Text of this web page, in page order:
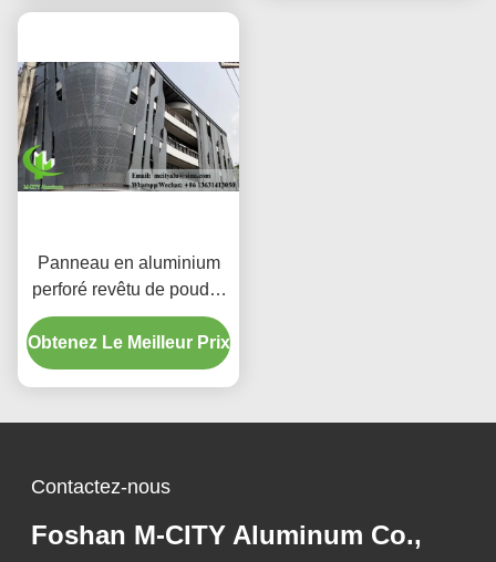
Panneau en aluminium
perforé revêtu de poudre
avec couleurs RAL
personnalisées et motifs
de découpe laser pour
Obtenez Le Meilleur Prix
Contactez-nous
Foshan M-CITY Aluminum Co.,